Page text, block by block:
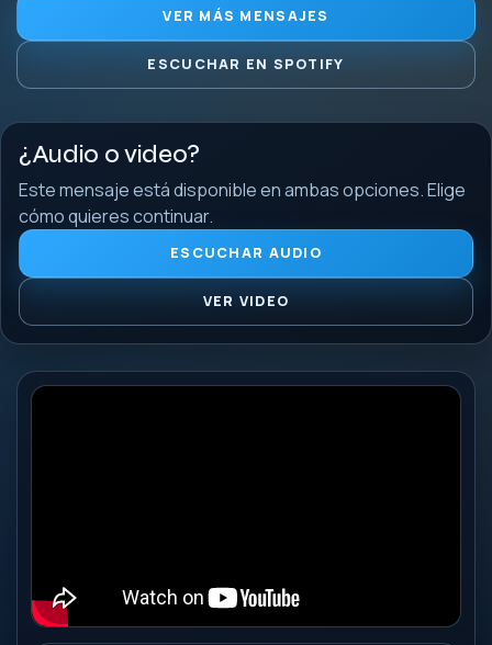
VER MÁS MENSAJES
ESCUCHAR EN SPOTIFY
¿Audio o video?
Este mensaje está disponible en ambas opciones. Elige
cómo quieres continuar.
ESCUCHAR AUDIO
VER VIDEO